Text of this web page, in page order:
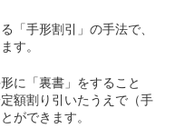
「手形割引」の手法で、
す。
に「裏書」をすること
額割り引いたうえで（手
ができます。